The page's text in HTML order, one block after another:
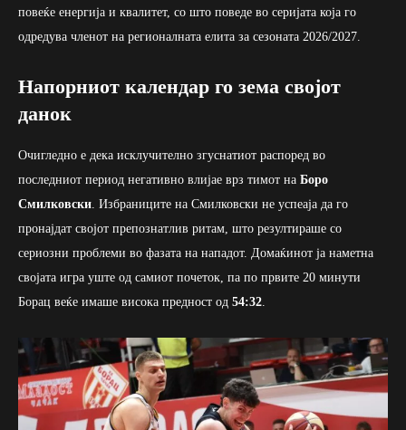
повеќе енергија и квалитет, со што поведе во серијата која го
одредува членот на регионалната елита за сезоната 2026/2027.
Напорниот календар го зема својот
данок
Очигледно е дека исклучително згуснатиот распоред во
последниот период негативно влијае врз тимот на Боро
Смилковски . Избраниците на Смилковски не успеаја да го
пронајдат својот препознатлив ритам, што резултираше со
сериозни проблеми во фазата на нападот. Домаќинот ја наметна
својата игра уште од самиот почеток, па по првите 20 минути
Борац веќе имаше висока предност од 54:32